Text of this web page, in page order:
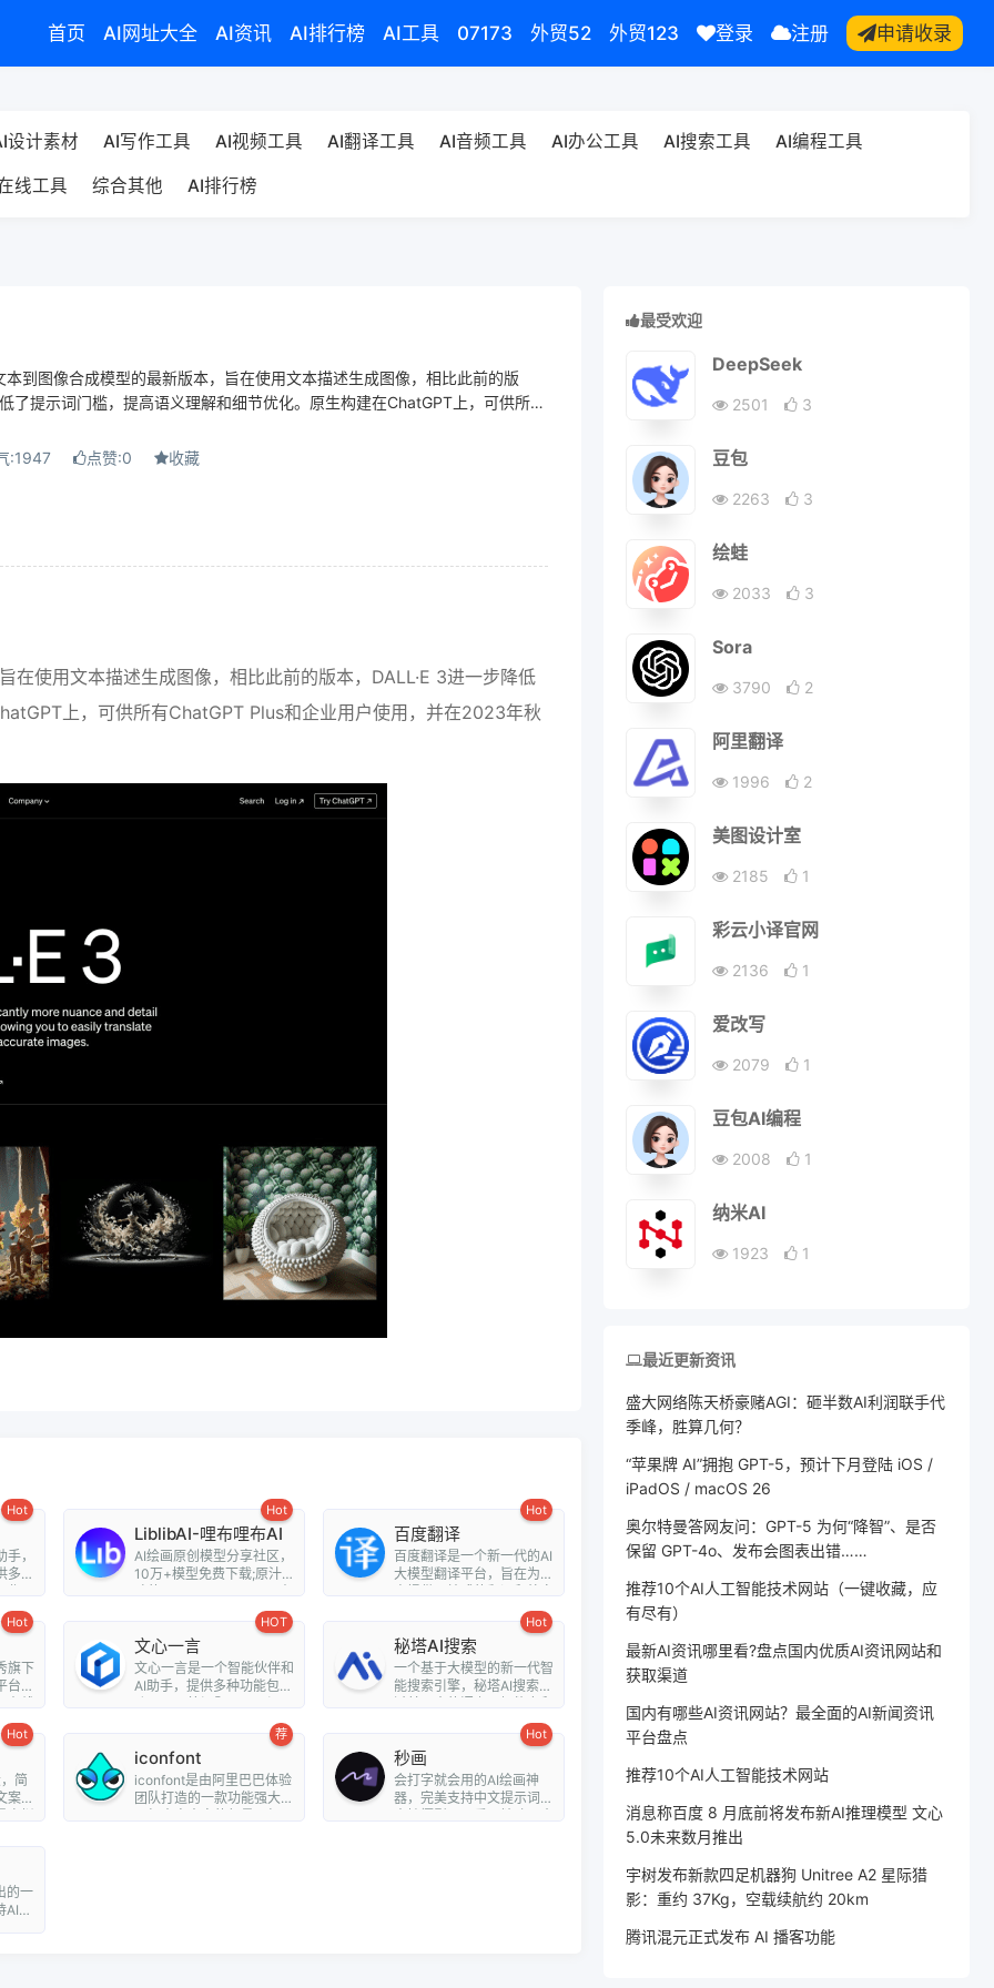
首页 AI网址大全 AI资讯 AI排行榜 AI工具 07173 外贸52 外贸123 登录 注册 申请收录
设计素材 AI写作工具 AI视频工具 AI翻译工具 AI音频工具 AI办公工具 AI搜索工具 AI编程工具
线工具 综合其他 AI排行榜
本到图像合成模型的最新版本，旨在使用文本描述生成图像，相比此前的版
了提示词门槛，提高语义理解和细节优化。原生构建在ChatGPT上，可供所有
:1947 点赞:0 收藏
在使用文本描述生成图像，相比此前的版本，DALL·E 3进一步降低
上，可供所有ChatGPT Plus和企业用户使用，并在2023年秋
Hot
，
多功
、
Hot
LiblibAI-哩布哩布AI
AI绘画原创模型分享社区，
10万+模型免费下载;原汁原
味的webUI、comfyUI，在
Hot
百度翻译
百度翻译是一个新一代的AI
大模型翻译平台，旨在为用
户提供一站式的翻译和外文
Hot
旗下
台，
HOT
文心一言
文心一言是一个智能伙伴和
AI助手，提供多种功能包括
Hot
秘塔AI搜索
一个基于大模型的新一代智
能搜索引擎，秘塔AI搜索通
Hot
简
案创
荐
iconfont
iconfont是由阿里巴巴体验
团队打造的一款功能强大且
Hot
秒画
会打字就会用的AI绘画神
器，完美支持中文提示词，
的一
AI视
最受欢迎
DeepSeek
2501 3
豆包
2263 3
绘蛙
2033 3
Sora
3790 2
阿里翻译
1996 2
美图设计室
2185 1
彩云小译官网
2136 1
爱改写
2079 1
豆包AI编程
2008 1
纳米AI
1923 1
最近更新资讯
盛大网络陈天桥豪赌AGI：砸半数AI利润联手代
季峰，胜算几何？
“苹果牌 AI”拥抱 GPT-5，预计下月登陆 iOS /
iPadOS / macOS 26
奥尔特曼答网友问：GPT-5 为何“降智”、是否
保留 GPT-4o、发布会图表出错……
推荐10个AI人工智能技术网站（一键收藏，应
有尽有）
最新AI资讯哪里看?盘点国内优质AI资讯网站和
获取渠道
国内有哪些AI资讯网站？最全面的AI新闻资讯
平台盘点
推荐10个AI人工智能技术网站
消息称百度 8 月底前将发布新AI推理模型 文心
5.0未来数月推出
宇树发布新款四足机器狗 Unitree A2 星际猎
影：重约 37Kg，空载续航约 20km
腾讯混元正式发布 AI 播客功能